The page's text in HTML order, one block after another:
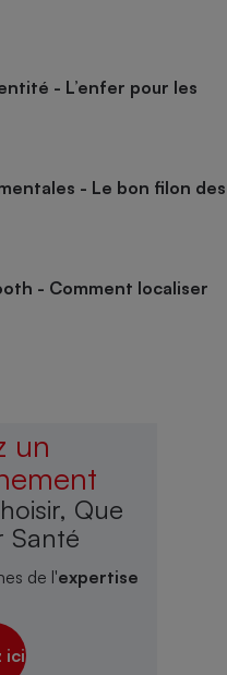
- L’enfer pour les
- Le bon filon des
- Comment localiser
un
Que
Santé
de l'expertise
ici